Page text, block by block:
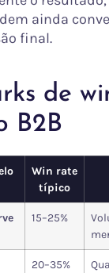
ainda
final.
de
B2B
Win rate
típico
15–25%
20–35%